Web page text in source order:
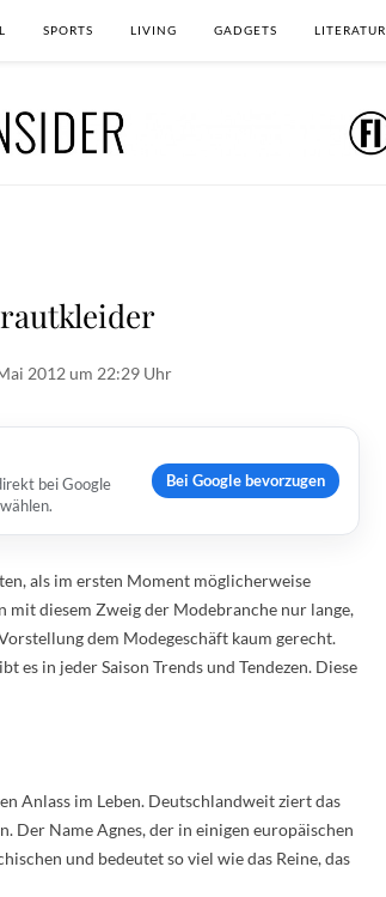
SPORTS LIVING GADGETS LITERATUR
2012 um 22:29 Uhr
bei Google
Bei Google bevorzugen
als im ersten Moment möglicherweise
mit diesem Zweig der Modebranche nur lange,
dem Modegeschäft kaum gerecht.
es in jeder Saison Trends und Tendezen. Diese
Anlass im Leben. Deutschlandweit ziert das
Der Name Agnes, der in einigen europäischen
und bedeutet so viel wie das Reine, das